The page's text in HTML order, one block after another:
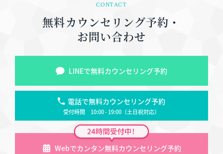
CONTACT
無料カウンセリング予約・
お問い合わせ
LINEで無料カウンセリング予約
電話で無料カウンセリング予約
受付時間 10:00 - 19:00（土日祝対応）
Webでカンタン無料カウンセリング予約